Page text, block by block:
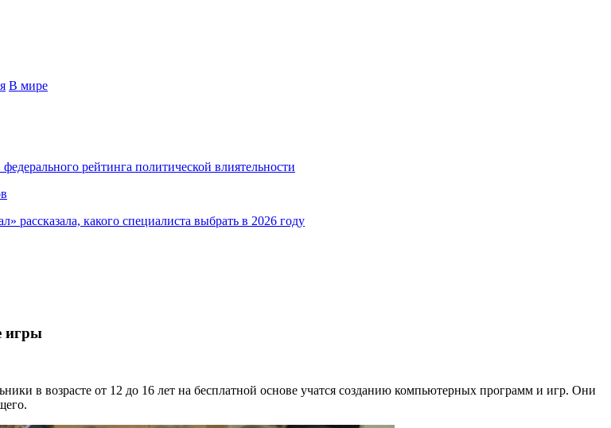
В мире
рейтинга политической влиятельности
рассказала, какого специалиста выбрать в 2026 году
игры
в возрасте от 12 до 16 лет на бесплатной основе учатся созданию компьютерных программ и игр. Они